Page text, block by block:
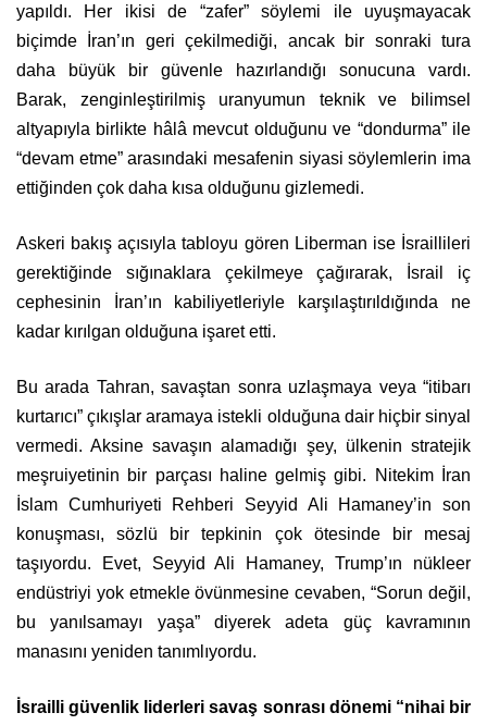
yapıldı. Her ikisi de “zafer” söylemi ile uyuşmayacak
biçimde İran’ın geri çekilmediği, ancak bir sonraki tura
daha büyük bir güvenle hazırlandığı sonucuna vardı.
Barak, zenginleştirilmiş uranyumun teknik ve bilimsel
altyapıyla birlikte hâlâ mevcut olduğunu ve “dondurma” ile
“devam etme” arasındaki mesafenin siyasi söylemlerin ima
ettiğinden çok daha kısa olduğunu gizlemedi.
Askeri bakış açısıyla tabloyu gören Liberman ise İsraillileri
gerektiğinde sığınaklara çekilmeye çağırarak, İsrail iç
cephesinin İran’ın kabiliyetleriyle karşılaştırıldığında ne
kadar kırılgan olduğuna işaret etti.
Bu arada Tahran, savaştan sonra uzlaşmaya veya “itibarı
kurtarıcı” çıkışlar aramaya istekli olduğuna dair hiçbir sinyal
vermedi. Aksine savaşın alamadığı şey, ülkenin stratejik
meşruiyetinin bir parçası haline gelmiş gibi. Nitekim İran
İslam Cumhuriyeti Rehberi Seyyid Ali Hamaney’in son
konuşması, sözlü bir tepkinin çok ötesinde bir mesaj
taşıyordu. Evet, Seyyid Ali Hamaney, Trump’ın nükleer
endüstriyi yok etmekle övünmesine cevaben, “Sorun değil,
bu yanılsamayı yaşa” diyerek adeta güç kavramının
manasını yeniden tanımlıyordu.
İsrailli güvenlik liderleri savaş sonrası dönemi “nihai bir